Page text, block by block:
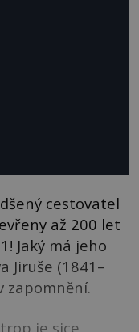
cestovatel
až 200 let
Jaký má jeho
Jiruše (1841–
zapomnění.
je sice